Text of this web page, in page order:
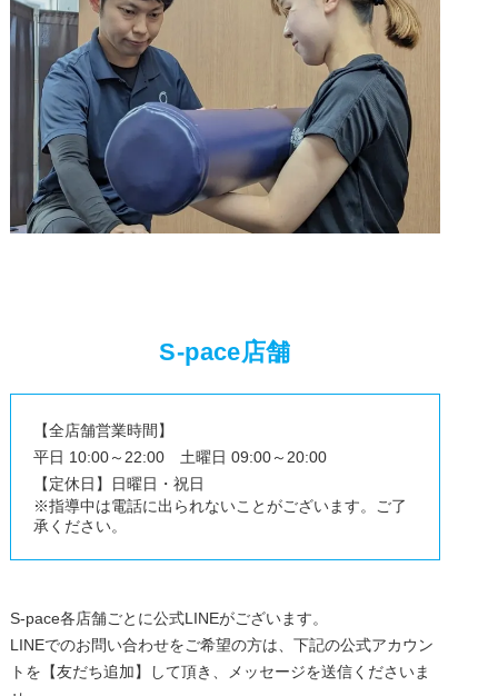
S-pace店舗
【全店舗営業時間】
平日 10:00～22:00 土曜日 09:00～20:00
【定休日】日曜日・祝日
※指導中は電話に出られないことがございます。ご了
承ください。
S-pace各店舗ごとに公式LINEがございます。
LINEでのお問い合わせをご希望の方は、下記の公式アカウン
トを【友だち追加】して頂き、メッセージを送信くださいま